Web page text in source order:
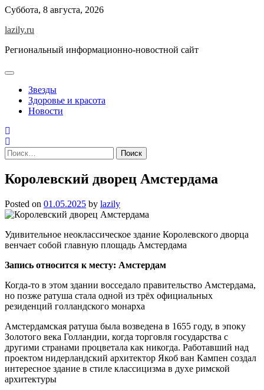
Skip
content
Суббота, 8 августа, 2026
lazily.ru
Региональный информационно-новостной сайт
Звезды
Здоровье и красота
Новости
Найти:
Королевский дворец Амстердама
Posted on 01.05.2025 by lazily
Удивительное неоклассическое здание Королевского дворца
венчает собой главную площадь Амстердама
Запись относится к месту: Амстердам
Когда-то в этом здании восседало правительство Амстердама,
но позже ратуша стала одной из трёх официальных
резиденций голландского монарха
Амстердамская ратуша была возведена в 1655 году, в эпоку
Золотого века Голландии, когда торговля государства с
другими странами процветала как никогда. Работавший над
проектом нидерландский архитектор Якоб ван Кампен создал
интересное здание в стиле классицизма в духе римской
архитектуры